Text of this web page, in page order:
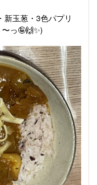
新玉葱・3色パプリ
っ🤪🙌✨)